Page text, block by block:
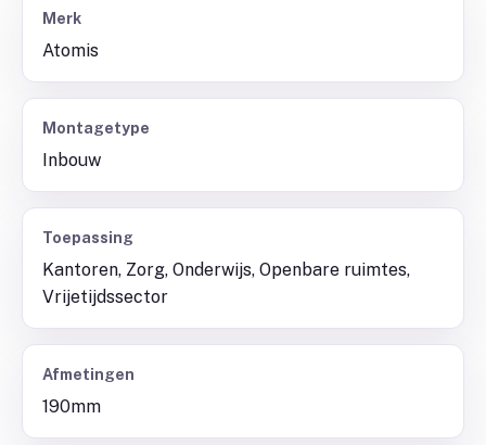
Merk
Atomis
Montagetype
Inbouw
Toepassing
Kantoren, Zorg, Onderwijs, Openbare ruimtes,
Vrijetijdssector
Afmetingen
190mm